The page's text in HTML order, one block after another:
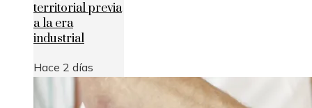
territorial previa
a la era
industrial
Hace 2 días